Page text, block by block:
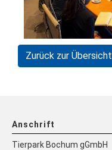
Zurück zur Übersicht
Anschrift
Tierpark Bochum gGmbH